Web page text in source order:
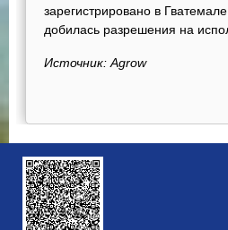
зарегистрировано в
добилась разрешения на
Источник: Agrow